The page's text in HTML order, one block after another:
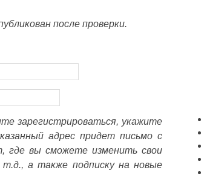
после проверки.
зарегистрироваться, укажите
адрес придет письмо с
где вы сможете изменить свои
а также подписку на новые